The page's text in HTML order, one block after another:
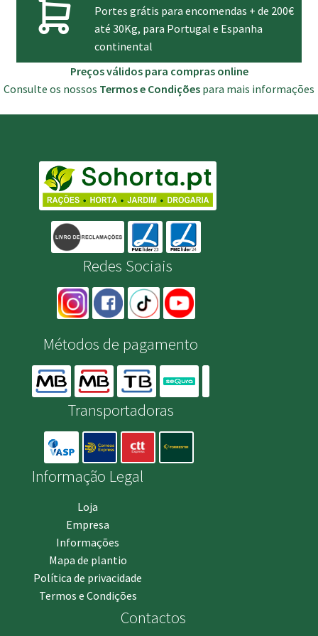
Portes grátis para encomendas + de 200€
até 30Kg, para Portugal e Espanha
continental
Preços válidos para compras online
Consulte os nossos Termos e Condições para mais informações
Redes Sociais
Métodos de pagamento
Transportadoras
Informação Legal
Loja
Empresa
Informações
Mapa de plantio
Política de privacidade
Termos e Condições
Contactos